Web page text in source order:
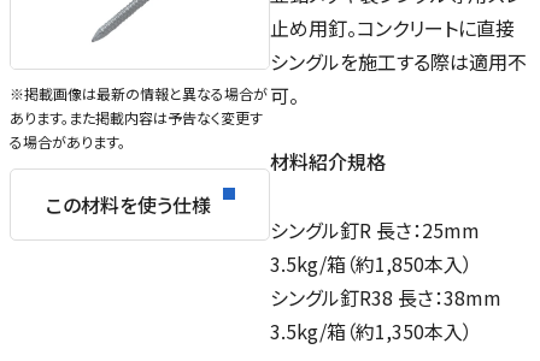
※掲載画像は最新の情報と異なる場合が
あります。また掲載内容は予告なく変更す
る場合があります。
この材料を使う仕様
止め用釘。コンクリートに直接
シングルを施工する際は適用不
可。
材料紹介規格
シングル釘R 長さ：25mm
3.5kg/箱（約1,850本入）
シングル釘R38 長さ：38mm
3.5kg/箱（約1,350本入）